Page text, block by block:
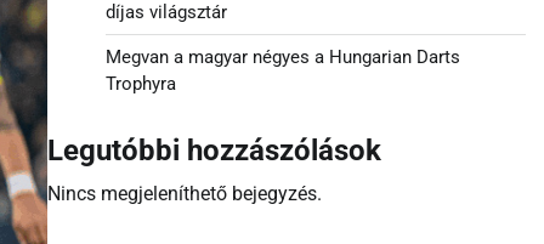
díjas világsztár
Megvan a magyar négyes a Hungarian Darts
Trophyra
Legutóbbi hozzászólások
Nincs megjeleníthető bejegyzés.